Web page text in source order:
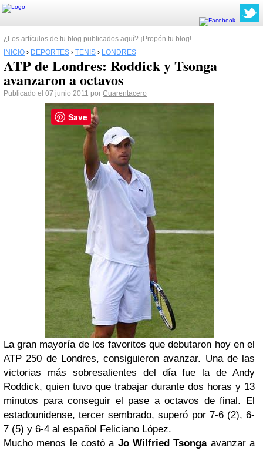
¿Los artículos de tu blog publicados aquí? ¡Propón tu blog!
INICIO › DEPORTES › TENIS › LONDRES
ATP de Londres: Roddick y Tsonga
avanzaron a octavos
Publicado el 07 junio 2011 por Cuarentacero
La gran mayoría de los favoritos que debutaron hoy en el
ATP 250 de Londres, consiguieron avanzar. Una de las
victorias más sobresalientes del día fue la de Andy
Roddick, quien tuvo que trabajar durante dos horas y 13
minutos para conseguir el pase a octavos de final. El
estadounidense, tercer sembrado, superó por 7-6 (2), 6-
7 (5) y 6-4 al español Feliciano López.
Mucho menos le costó a Jo Wilfried Tsongaavanzar a
Save